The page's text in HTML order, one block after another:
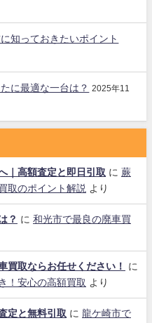
知っておきたいポイント
に最適な一台は？
2025年11
｜高額査定と即日引取 に 蕨
取のポイント解説 より
？ に 和光市で最良の廃車買
買取ならお任せください！
に
！安心の高額買取 より
定と無料引取 に 龍ケ崎市で